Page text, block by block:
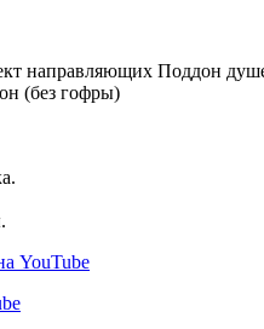
направляющих Поддон
(без гофры)
YouTube